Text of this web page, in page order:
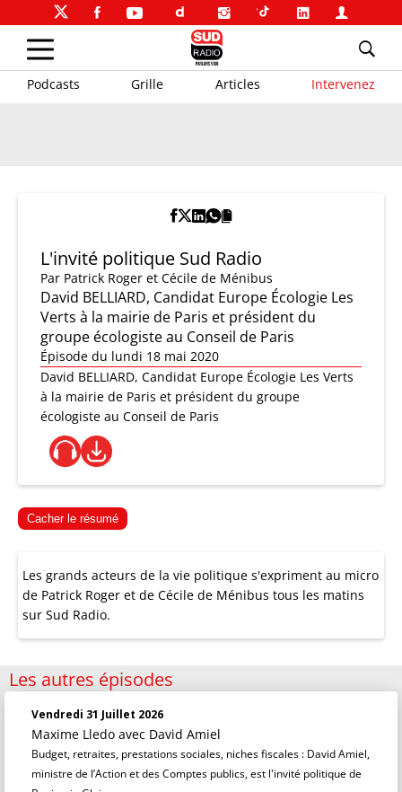
Podcasts Grille Articles Intervenez
L'invité politique Sud Radio
Par Patrick Roger et Cécile de Ménibus
David BELLIARD, Candidat Europe Écologie Les
Verts à la mairie de Paris et président du
groupe écologiste au Conseil de Paris
Épisode du lundi 18 mai 2020
David BELLIARD, Candidat Europe Écologie Les Verts
à la mairie de Paris et président du groupe
écologiste au Conseil de Paris
Cacher le résumé
Les grands acteurs de la vie politique s'expriment au micro
de Patrick Roger et de Cécile de Ménibus tous les matins
sur Sud Radio.
Les autres épisodes
Vendredi 31 Juillet 2026
Maxime Lledo avec David Amiel
Budget, retraites, prestations sociales, niches fiscales : David Amiel,
ministre de l’Action et des Comptes publics, est l'invité politique de